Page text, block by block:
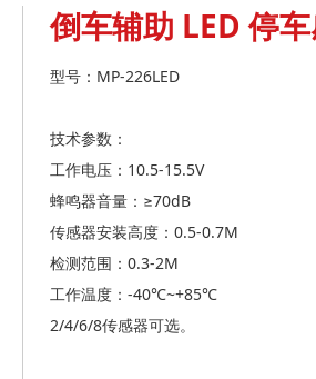
倒车辅助 LED 停
型号：MP-226LED
技术参数：
工作电压：10.5-15.5V
蜂鸣器音量：≥70dB
传感器安装高度：0.5-0.7M
检测范围：0.3-2M
工作温度：-40℃~+85℃
2/4/6/8传感器可选。